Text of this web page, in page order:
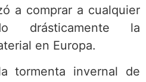
a comprar a cualquier
drásticamente la
en Europa.
tormenta invernal de